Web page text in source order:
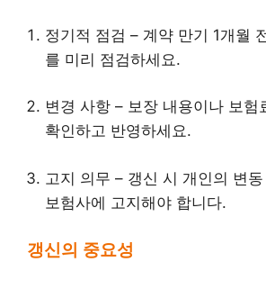
정기적 점검 – 계약 만기 1개월
를 미리 점검하세요.
변경 사항 – 보장 내용이나 보험
확인하고 반영하세요.
고지 의무 – 갱신 시 개인의 변
보험사에 고지해야 합니다.
갱신의 중요성